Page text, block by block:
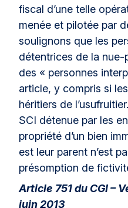
fiscal d’une telle
menée et pilotée par
soulignons que les
détentrices de la
des « personnes
article, y compris si
héritiers de
SCI détenue par les
propriété d’un bien
est leur parent n’est
présomption de
Article 751 du CGI –
juin 2013